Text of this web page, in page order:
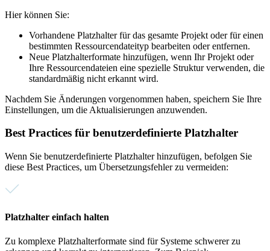
Hier können Sie:
Vorhandene Platzhalter für das gesamte Projekt oder für einen
bestimmten Ressourcendateityp bearbeiten oder entfernen.
Neue Platzhalterformate hinzufügen, wenn Ihr Projekt oder
Ihre Ressourcendateien eine spezielle Struktur verwenden, die
standardmäßig nicht erkannt wird.
Nachdem Sie Änderungen vorgenommen haben, speichern Sie Ihre
Einstellungen, um die Aktualisierungen anzuwenden.
Best Practices für benutzerdefinierte Platzhalter
Wenn Sie benutzerdefinierte Platzhalter hinzufügen, befolgen Sie
diese Best Practices, um Übersetzungsfehler zu vermeiden:
Platzhalter einfach halten
Zu komplexe Platzhalterformate sind für Systeme schwerer zu